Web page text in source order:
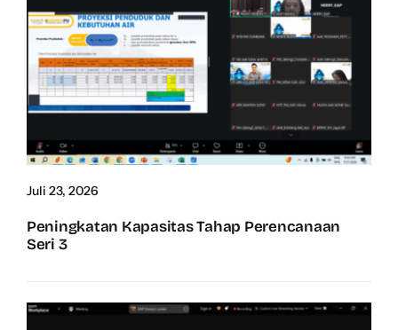
Juli 23, 2026
Peningkatan Kapasitas Tahap Perencanaan
Seri 3